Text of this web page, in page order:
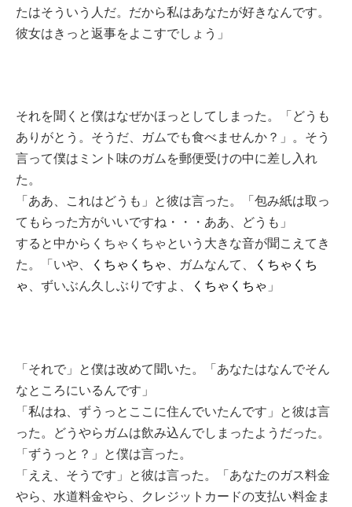
たはそういう人だ。だから私はあなたが好きなんです。
彼女はきっと返事をよこすでしょう」
それを聞くと僕はなぜかほっとしてしまった。「どうも
ありがとう。そうだ、ガムでも食べませんか？」。そう
言って僕はミント味のガムを郵便受けの中に差し入れ
た。
「ああ、これはどうも」と彼は言った。「包み紙は取っ
てもらった方がいいですね・・・ああ、どうも」
すると中からくちゃくちゃという大きな音が聞こえてき
た。「いや、
くちゃくちゃ、ガムなんて、
くちゃくち
ゃ、ずいぶん久しぶりですよ、 くちゃくちゃ 」
「それで」と僕は改めて聞いた。「あなたはなんでそん
なところにいるんです」
「私はね、ずうっとここに住んでいたんです」と彼は言
った。どうやらガムは飲み込んでしまったようだった。
「ずうっと？」と僕は言った。
「ええ、そうです」と彼は言った。「あなたのガス料金
やら、水道料金やら、クレジットカードの支払い料金ま